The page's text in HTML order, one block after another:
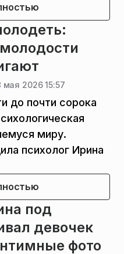
мая 2026 15:57
до почти сорока
миру.
психолог Ирина
под
девочек
фото